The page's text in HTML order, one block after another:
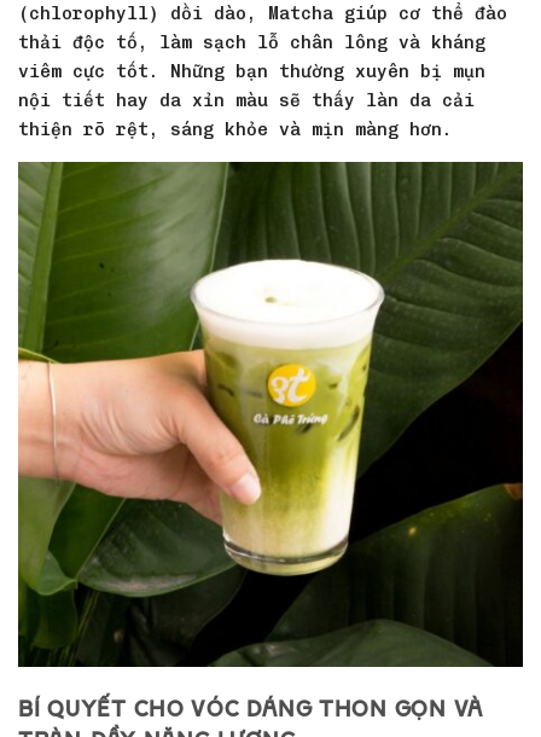
(chlorophyll) dồi dào, Matcha giúp cơ thể đào
thải độc tố, làm sạch lỗ chân lông và kháng
viêm cực tốt. Những bạn thường xuyên bị mụn
nội tiết hay da xỉn màu sẽ thấy làn da cải
thiện rõ rệt, sáng khỏe và mịn màng hơn.
Bí quyết cho vóc dáng thon gọn và